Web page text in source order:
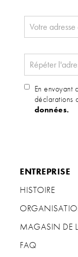
En envoyant
déclarations
données.
ENTREPRISE
HISTOIRE
MAGASIN DE
FAQ